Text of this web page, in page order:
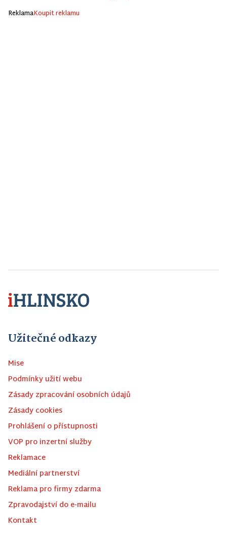
ReklamaKoupit reklamu
Užitečné odkazy
Mise
Podmínky užití webu
Zásady zpracování osobních údajů
Zásady cookies
Prohlášení o přístupnosti
VOP pro inzertní služby
Reklamace
Mediální partnerství
Reklama pro firmy zdarma
Zpravodajství do e-mailu
Kontakt